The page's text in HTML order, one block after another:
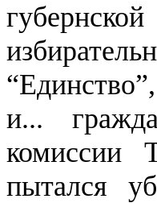
и...
комиссии
пытался